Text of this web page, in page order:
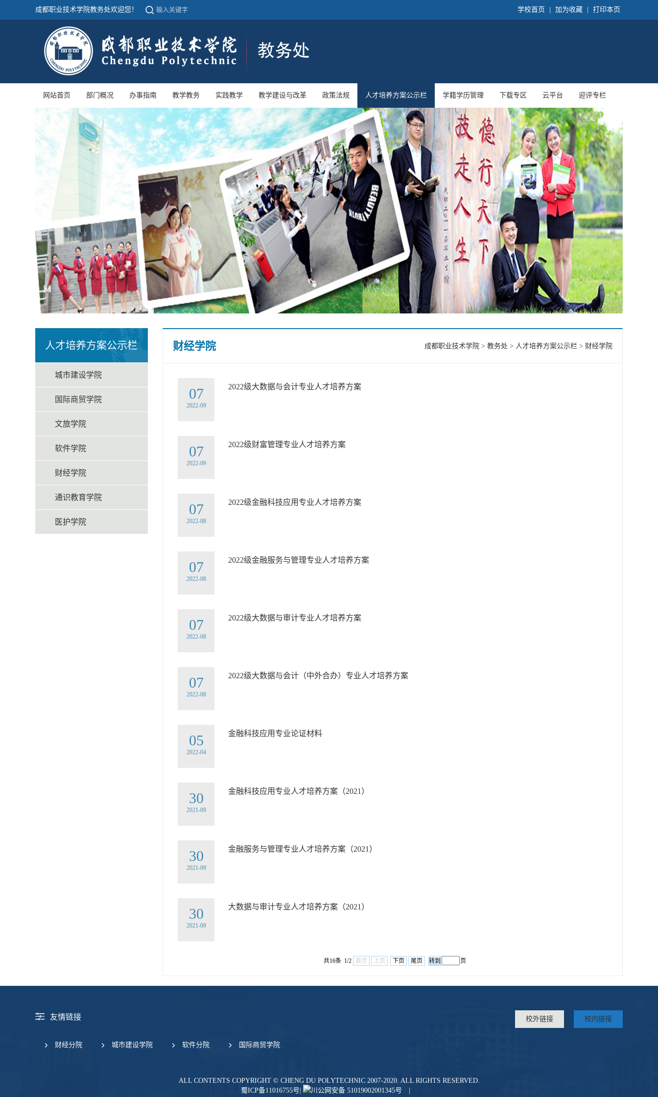
成都职业技术学院教务处欢迎您！ 学校首页 加为收藏 打印本页
网站首页 部门概况 办事指南 教学教务 实践教学 教学建设与改革 政策法规 人才培养方案公示栏 学籍学历管理 下载专区 云平台 迎评专栏
人才培养方案公示栏
城市建设学院
国际商贸学院
文旅学院
软件学院
财经学院
通识教育学院
医护学院
财经学院 成都职业技术学院 > 教务处 > 人才培养方案公示栏 > 财经学院
07
2022-09
2022级大数据与会计专业人才培养方案
07
2022-09
2022级财富管理专业人才培养方案
07
2022-08
2022级金融科技应用专业人才培养方案
07
2022-08
2022级金融服务与管理专业人才培养方案
07
2022-08
2022级大数据与审计专业人才培养方案
07
2022-08
2022级大数据与会计（中外合办）专业人才培养方案
05
2022-04
金融科技应用专业论证材料
30
2021-09
金融科技应用专业人才培养方案（2021）
30
2021-09
金融服务与管理专业人才培养方案（2021）
30
2021-09
大数据与审计专业人才培养方案（2021）
共16条 1/2 首页 上页 下页 尾页 页
友情链接 校内链接
校外链接
财经分院 城市建设学院 软件分院 国际商贸学院
ALL CONTENTS COPYRIGHT © CHENG DU POLYTECHNIC2007-2020. ALL RIGHTS RESERVED.
蜀ICP备11016755号
川公网安备 51019002001345号